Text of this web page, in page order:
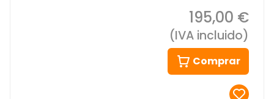
195,00 €
(IVA incluido)
Comprar